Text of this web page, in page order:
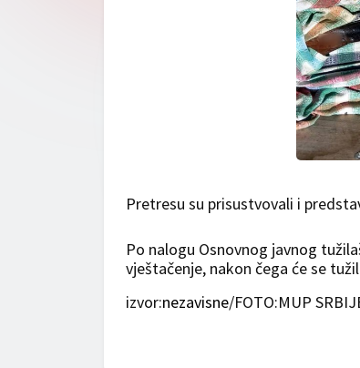
Pretresu su prisustvovali i
Po nalogu Osnovnog javnog
vještačenje, nakon čega će se
izvor:nezavisne/FOTO:MUP